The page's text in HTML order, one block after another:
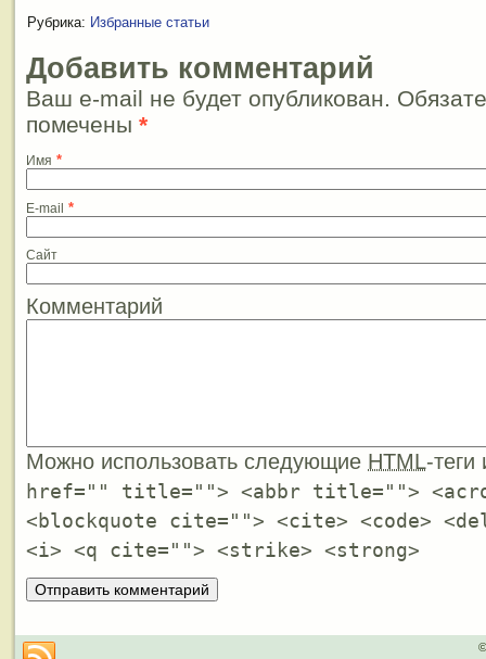
Рубрика: Избранные статьи
Добавить комментарий
Ваш e-mail не будет опубликован.
помечены *
Имя *
E-mail *
Сайт
Комментарий
Можно использовать следующие HTML-
href="" title=""> <abbr title="">
<blockquote cite=""> <cite> <code>
<i> <q cite=""> <strike> <strong>